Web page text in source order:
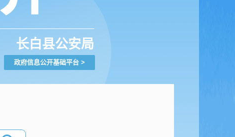
长白县公安局
政府信息公开基础平台 >